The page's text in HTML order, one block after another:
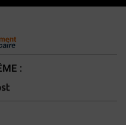
: